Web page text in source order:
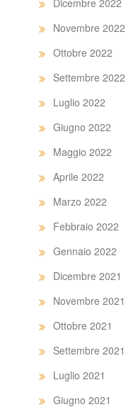
Dicembre 2022
Novembre 2022
Ottobre 2022
Settembre 2022
Luglio 2022
Giugno 2022
Maggio 2022
Aprile 2022
Marzo 2022
Febbraio 2022
Gennaio 2022
Dicembre 2021
Novembre 2021
Ottobre 2021
Settembre 2021
Luglio 2021
Giugno 2021